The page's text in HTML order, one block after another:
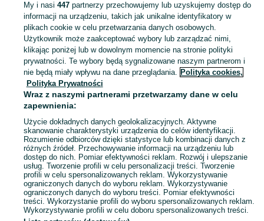
KATEGORIA
Skorzystaj z największego serwisu ogłoszeniowego - Jaryszów i okolice! Kupuj to, czego pragniesz i sprzedawaj to, czego już nie potrzebujesz! Zobacz
Mapa kategorii
Mapa miejscowości
Mapa ministron
Popularne wyszukiwania
My i nasi 447partnerzy przechowujemy lub uzyskujemy dostęp do
informacji na urządzeniu, takich jak unikalne identyfikatory w
plikach cookie w celu przetwarzania danych osobowych.
Użytkownik może zaakceptować wybory lub zarządzać nimi,
klikając poniżej lub w dowolnym momencie na stronie polityki
prywatności. Te wybory będą sygnalizowane naszym partnerom i
nie będą miały wpływu na dane przeglądania. Polityka cookies,
Polityka Prywatności
Wraz z naszymi partnerami przetwarzamy dane w celu
zapewnienia:
Użycie dokładnych danych geolokalizacyjnych. Aktywne
skanowanie charakterystyki urządzenia do celów identyfikacji.
Rozumienie odbiorców dzięki statystyce lub kombinacji danych z
różnych źródeł. Przechowywanie informacji na urządzeniu lub
dostęp do nich. Pomiar efektywności reklam. Rozwój i ulepszanie
usług. Tworzenie profili w celu personalizacji treści. Tworzenie
profili w celu spersonalizowanych reklam. Wykorzystywanie
ograniczonych danych do wyboru reklam. Wykorzystywanie
ograniczonych danych do wyboru treści. Pomiar efektywności
treści. Wykorzystanie profili do wyboru spersonalizowanych reklam.
Wykorzystywanie profili w celu doboru spersonalizowanych treści.